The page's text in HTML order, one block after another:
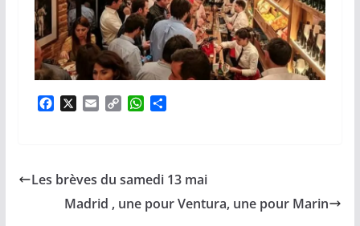
o
i
n
W
A
p
p
g
e
Les brèves du samedi 13 mai
Madrid , une pour Ventura, une pour Marin